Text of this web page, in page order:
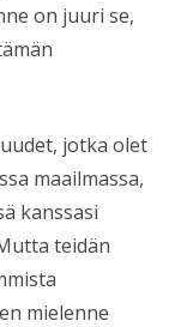
on juuri se,
jotka olet
maailmassa,
kanssasi
teidän
mielenne